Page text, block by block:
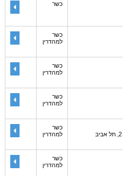
כשר
כשר
למהדרין
כשר
למהדרין
כשר
למהדרין
כשר
למהדרין
כשר
למהדרין